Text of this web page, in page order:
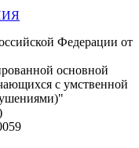
Федерации от
основной
с умственной